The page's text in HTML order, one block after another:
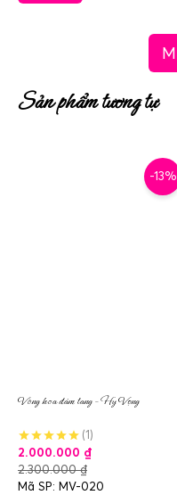
Sản phẩm tương tự
-13%
Vòng hoa đám tang – Hy Vọng
(1)
2.000.000 ₫
2.300.000₫
Mã SP: MV-020